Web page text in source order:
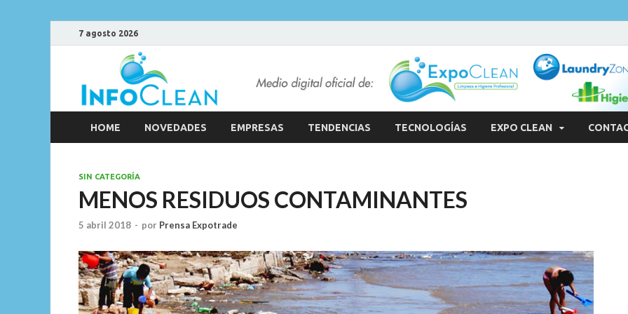
7 agosto 2026
HOME NOVEDADES EMPRESAS TENDENCIAS TECNOLOGÍAS EXPO CLEAN
SIN CATEGORÍA
MENOS RESIDUOS CONTAMINANTES
5 abril 2018 - por Prensa Expotrade